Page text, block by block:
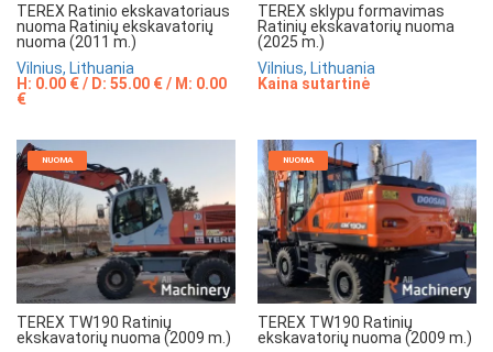
TEREX Ratinio ekskavatoriaus
nuoma Ratinių ekskavatorių
nuoma (2011 m.)
Vilnius, Lithuania
H: 0.00 € / D: 55.00 € / M: 0.00
€
TEREX sklypu formavimas
Ratinių ekskavatorių nuoma
(2025 m.)
Vilnius, Lithuania
Kaina sutartinė
NUOMA
TEREX TW190 Ratinių
ekskavatorių nuoma (2009 m.)
NUOMA
TEREX TW190 Ratinių
ekskavatorių nuoma (2009 m.)